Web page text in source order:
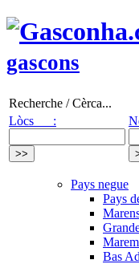
gascons
Recherche / Cèrca...
Lòcs :
Pays negue
Pays
Bas